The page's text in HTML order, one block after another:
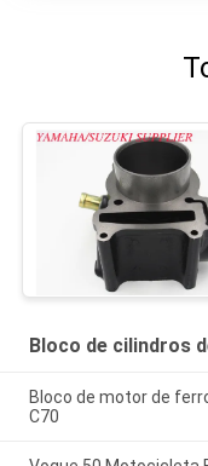
Bloco de cilindros
Bloco de motor de
C70